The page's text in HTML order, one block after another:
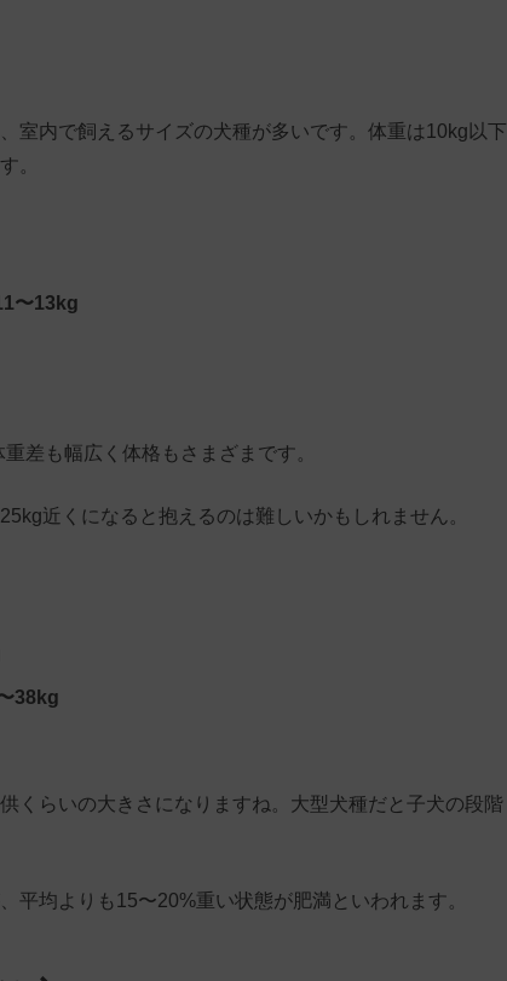
室内で飼えるサイズの犬種が多いです。体重は10kg以下
。
〜13kg
差も幅広く体格もさまざまです。
近くになると抱えるのは難しいかもしれません。
38kg
くらいの大きさになりますね。大型犬種だと子犬の段階
平均よりも15〜20%重い状態が肥満といわれます。